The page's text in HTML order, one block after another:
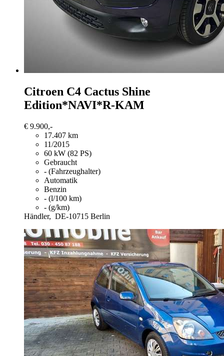
Citroen C4 Cactus Shine
Edition*NAVI*R-KAM
€ 9.900,-
17.407 km
11/2015
60 kW (82 PS)
Gebraucht
- (Fahrzeughalter)
Automatik
Benzin
- (l/100 km)
- (g/km)
Händler, DE-10715 Berlin